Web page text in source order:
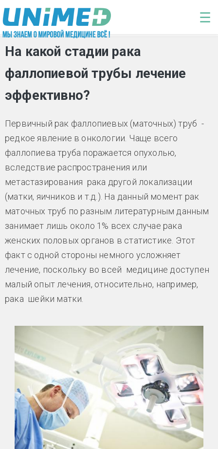
Перейти к основному содержанию
☰
На какой стадии рака
фаллопиевой трубы лечение
эффективно?
Первичный рак фаллопиевых (маточных) труб -
редкое явление в онкологии. Чаще всего
фаллопиева труба поражается опухолью,
вследствие распространения или
метастазирования рака другой локализации
(матки, яичников и т.д.). На данный момент рак
маточных труб по разным литературным данным
занимает лишь около 1% всех случае рака
женских половых органов в статистике. Этот
факт с одной стороны немного усложняет
лечение, поскольку во всей медицине доступен
малый опыт лечения, относительно, например,
рака шейки матки.